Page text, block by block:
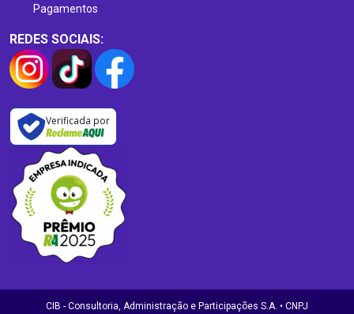
Pagamentos
REDES SOCIAIS:
Verificada por
CIB - Consultoria, Administração e Participações S.A. • CNPJ